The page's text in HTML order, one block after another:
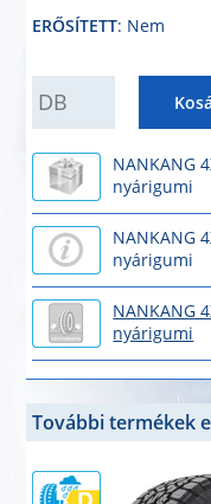
ERŐSÍTETT: Nem
NANKANG
nyárigumi
NANKANG
nyárigumi
NANKANG
nyárigumi
További termékek